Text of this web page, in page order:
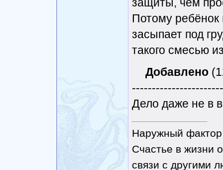
Потому ребёнок
засыпает под
такого смесью
Добавлено
Дело даже не в
Наружный фактор
Счастье в жизни
связи с другими